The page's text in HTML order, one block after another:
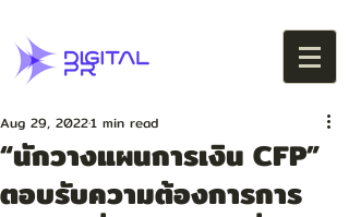
“นักวางแผนการเงิน CFP”
ตอบรับความต้องการการ
Aug 29, 20221 min read